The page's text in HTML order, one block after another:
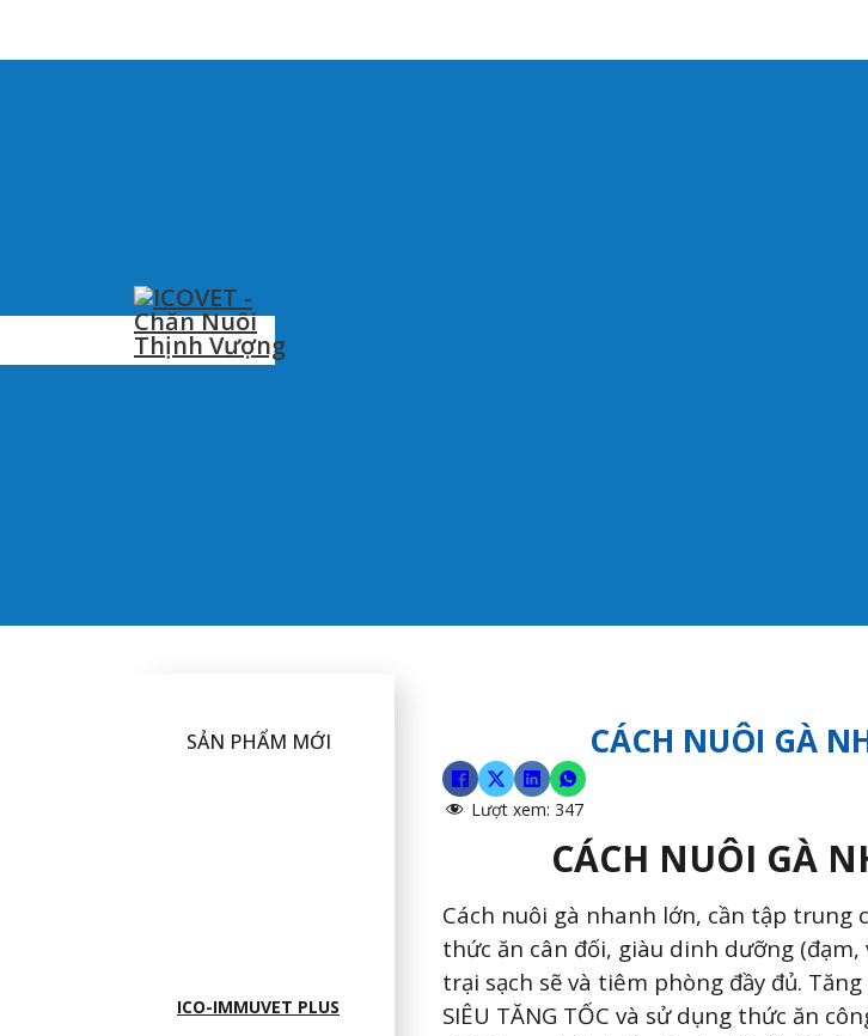
SẢN PHẨM MỚI
ICO-IMMUVET PLUS
CÁCH NUÔI GÀ
Lượt xem: 347
CÁCH NUÔI GÀ
Cách nuôi gà nhanh lớn, cần tập trung
thức ăn cân đối, giàu dinh dưỡng
trại sạch sẽ và tiêm phòng đầy đủ.
SIÊU TĂNG TỐC và sử dụng thức ăn